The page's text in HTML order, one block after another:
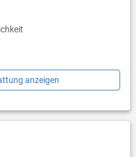
Laminat
Laminat
anzeigen